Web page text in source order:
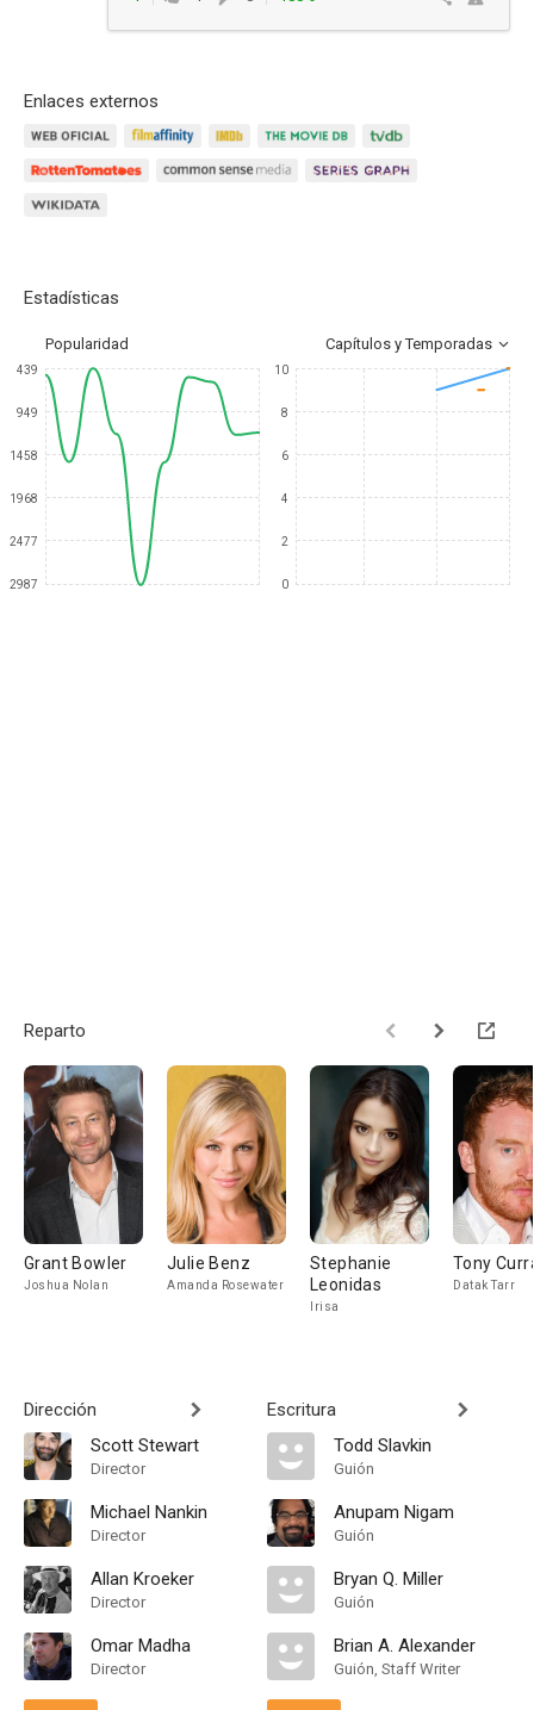
Enlaces externos
Estadísticas
Popularidad Capítulos y Temporadas
439
949
1458
1968
2477
2987
10
8
6
4
2
0
Reparto
Grant Bowler
Joshua Nolan
Julie Benz
Amanda Rosewater
Stephanie
Leonidas
Irisa
Tony
Datak Tarr
Dirección
Scott Stewart
Director
Michael Nankin
Director
Allan Kroeker
Director
Omar Madha
Director
Escritura
Todd Slavkin
Guión
Anupam Nigam
Guión
Bryan Q. Miller
Guión
Brian A. Alexander
Guión, Staff Writer